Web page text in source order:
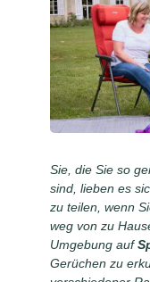
Sie, die Sie so
sind, lieben es
zu teilen, wenn
weg von zu
Umgebung auf
Gerüchen zu